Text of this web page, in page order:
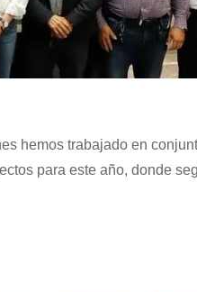
hemos trabajado en
para este año, donde